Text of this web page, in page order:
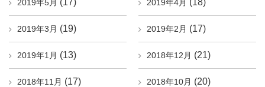
2019年5月 (17) 2019年4月 (18)
2019年3月 (19) 2019年2月 (17)
2019年1月 (13) 2018年12月 (21)
2018年11月 (17) 2018年10月 (20)